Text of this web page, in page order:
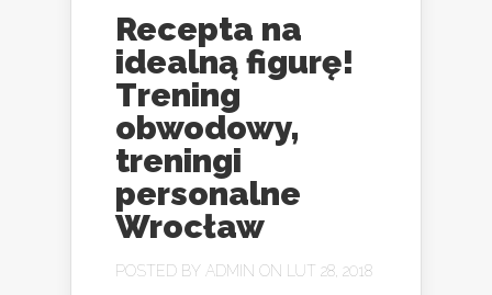
Recepta na
idealną figurę!
Trening
obwodowy,
treningi
personalne
Wrocław
POSTED BY ADMIN ON LUT 28, 2018